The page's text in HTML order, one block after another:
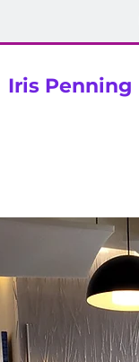
Iris Penning